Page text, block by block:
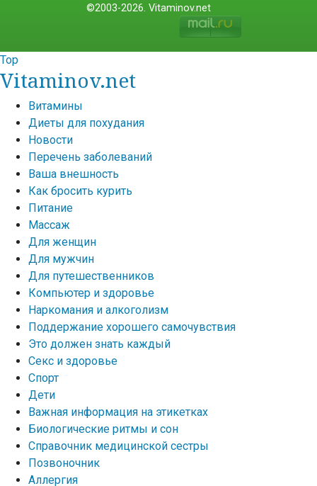
©2003-2026. Vitaminov.net
Top
Vitaminov.net
Витамины
Диеты для похудания
Новости
Перечень заболеваний
Ваша внешность
Как бросить курить
Питание
Массаж
Для женщин
Для мужчин
Для путешественников
Компьютер и здоровье
Наркомания и алкоголизм
Поддержание хорошего самочувствия
Это должен знать каждый
Секс и здоровье
Спорт
Дети
Важная информация на этикетках
Биологические ритмы и сон
Справочник медицинской сестры
Позвоночник
Аллергия